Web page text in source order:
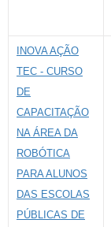
INOVA AÇÃO
TEC - CURSO
DE
CAPACITAÇÃO
NA ÁREA DA
ROBÓTICA
PARA ALUNOS
DAS ESCOLAS
PÚBLICAS DE